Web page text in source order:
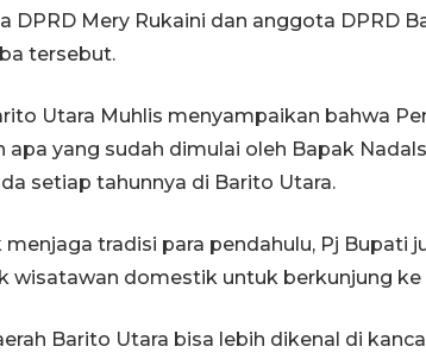
DPRD Mery Rukaini dan anggota DPRD
tersebut.
Utara Muhlis menyampaikan bahwa
apa yang sudah dimulai oleh Bapak
setiap tahunnya di Barito Utara.
menjaga tradisi para pendahulu, Pj Bupati
wisatawan domestik untuk berkunjung ke
Barito Utara bisa lebih dikenal di